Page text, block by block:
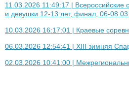
11.03.2026 11:49:17 |
и девушки 12-13 лет, финал, 06-
10.03.2026 16:17:01 | Краевые
06.03.2026 12:54:41 | XIII зимняя
02.03.2026 10:41:00 |